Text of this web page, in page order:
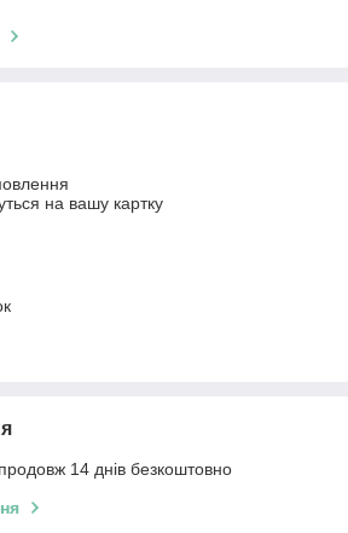
на вашу картку
14 днів безкоштовно